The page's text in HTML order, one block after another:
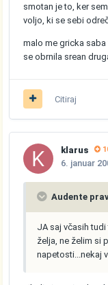
smotan je to, ker
voljo, ki se sebi
malo me gricka
se obrnila srean
Citiraj
klarus
6. januar
Audente
JA saj včasih
želja, ne želim si
napetosti...nekaj